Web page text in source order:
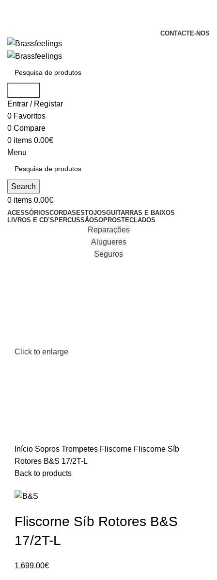
CONTACTE-NOS
Entrar / Registar
0 Favoritos
0 Compare
0 items 0.00€
Menu
Search
0 items 0.00€
ACESSÓRIOSCORDAS ESTOJOSGUITARRAS E BAIXOS
LIVROS E CD’S PERCUSSÃOSOPROSTECLADOS
Reparações
Alugueres
Seguros
Click to enlarge
Início Sopros Trompetes Fliscorne Fliscorne Síb
Rotores B&S 17/2T-L
Back to products
Fliscorne Síb Rotores B&S
17/2T-L
1,699.00€